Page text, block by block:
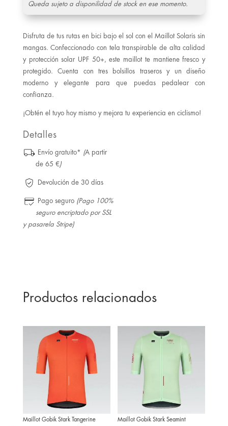
Queda sujeto a disponilidad de stock en ese momento.
Disfruta de tus rutas en bici bajo el sol con el Maillot Solaris sin
mangas. Confeccionado con tela transpirable de alta calidad
y protección solar UPF 50+, este maillot te mantiene fresco y
protegido. Cuenta con tres bolsillos traseros y un diseño
moderno y elegante para que puedas pedalear con
confianza.
¡Obtén el tuyo hoy mismo y mejora tu experiencia en ciclismo!
Detalles
Envío gratuito* (A partir
de 65 €)
Devolución de 30 días
Pago seguro (Pago 100%
seguro encriptado por SSL
y pasarela Stripe)
Productos relacionados
Maillot Gobik Stark Tangerine Maillot Gobik Stark Seamint